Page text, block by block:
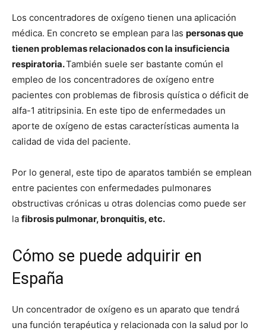
Los concentradores de oxígeno tienen una aplicación
médica. En concreto se emplean para las personas que
tienen problemas relacionados con la insuficiencia
respiratoria.También suele ser bastante común el
empleo de los concentradores de oxígeno entre
pacientes con problemas de fibrosis quística o déficit de
alfa-1 atitripsinia. En este tipo de enfermedades un
aporte de oxígeno de estas características aumenta la
calidad de vida del paciente.
Por lo general, este tipo de aparatos también se emplean
entre pacientes con enfermedades pulmonares
obstructivas crónicas u otras dolencias como puede ser
la fibrosis pulmonar, bronquitis, etc.
Cómo se puede adquirir en
España
Un concentrador de oxígeno es un aparato que tendrá
una función terapéutica y relacionada con la salud por lo